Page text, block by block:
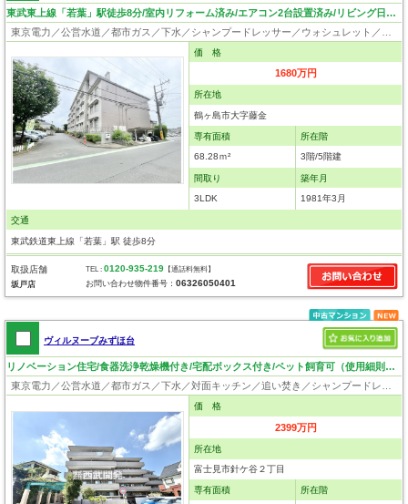
東武東上線「若葉」駅徒歩8分/室内リフォーム済み/エアコン2台設置済み/リビング日当たり良好！
価 格
1680万円
所在地
鶴ヶ島市大字藤金
専有面積
68.28ｍ²
所在階
3階/5階建
間取り
3LDK
築年月
1981年3月
交通
東武鉄道東上線「若葉」駅 徒歩8分
取扱店舗
坂戸店
TEL :0120-935-219 【通話料無料】
お問い合わせ物件番号：06326050401
ヴィルヌーブみずほ台
リノベーション住宅/食器洗浄乾燥機付き/宅配ボックス付き/ペット飼育可（使用細則有）/日当たり良好
価 格
2399万円
所在地
富士見市針ケ谷２丁目
専有面積 所在階